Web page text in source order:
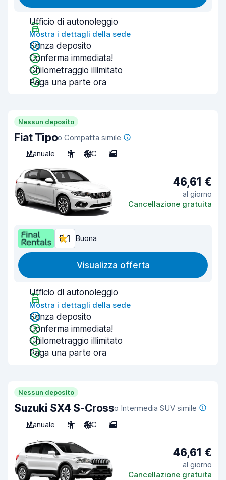
Ufficio di autonoleggio
Mostra i dettagli della sede
Senza deposito
Conferma immediata!
Chilometraggio illimitato
Paga una parte ora
Nessun deposito
Fiat Tipoo Compatta simile
Manuale
5 A/C 5
46,61 €
al giorno
Cancellazione gratuita
8,1 Buona
Visualizza offerta
Ufficio di autonoleggio
Mostra i dettagli della sede
Senza deposito
Conferma immediata!
Chilometraggio illimitato
Paga una parte ora
Nessun deposito
Suzuki SX4 S-Crosso Intermedia SUV simile
Manuale
5 A/C 5
46,61 €
al giorno
Cancellazione gratuita